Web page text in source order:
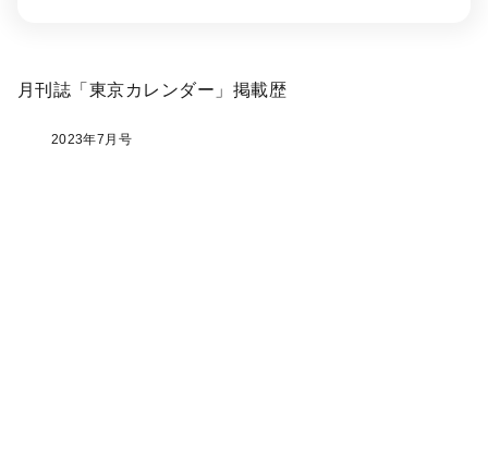
月刊誌「東京カレンダー」掲載歴
2023年7月号